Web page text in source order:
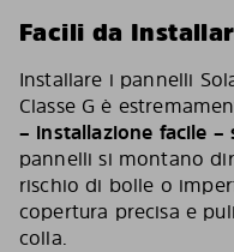
Facili da
Installare i pannelli
Classe G è
– installazione facile
pannelli si montano
rischio di bolle o
copertura precisa e
colla.